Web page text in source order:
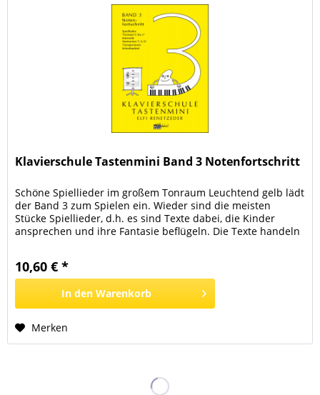
Klavierschule Tastenmini Band 3 Notenfortschritt
Schöne Spiellieder im großem Tonraum Leuchtend gelb lädt
der Band 3 zum Spielen ein. Wieder sind die meisten
Stücke Spiellieder, d.h. es sind Texte dabei, die Kinder
ansprechen und ihre Fantasie beflügeln. Die Texte handeln
die Kinder mit all diesen schönen...
10,60 € *
In den Warenkorb
Merken